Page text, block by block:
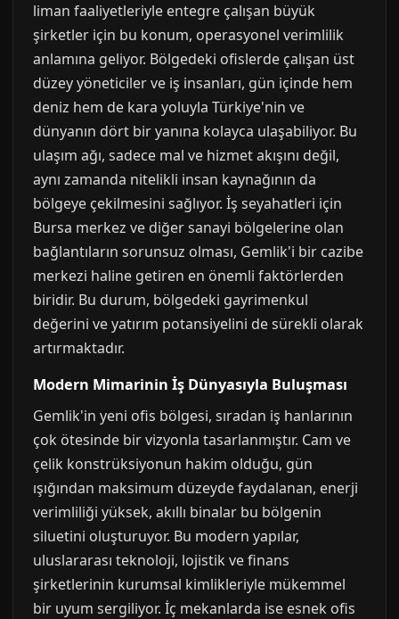
liman faaliyetleriyle entegre çalışan büyük
şirketler için bu konum, operasyonel verimlilik
anlamına geliyor. Bölgedeki ofislerde çalışan üst
düzey yöneticiler ve iş insanları, gün içinde hem
deniz hem de kara yoluyla Türkiye'nin ve
dünyanın dört bir yanına kolayca ulaşabiliyor. Bu
ulaşım ağı, sadece mal ve hizmet akışını değil,
aynı zamanda nitelikli insan kaynağının da
bölgeye çekilmesini sağlıyor. İş seyahatleri için
Bursa merkez ve diğer sanayi bölgelerine olan
bağlantıların sorunsuz olması, Gemlik'i bir cazibe
merkezi haline getiren en önemli faktörlerden
biridir. Bu durum, bölgedeki gayrimenkul
değerini ve yatırım potansiyelini de sürekli olarak
artırmaktadır.
Modern Mimarinin İş Dünyasıyla Buluşması
Gemlik'in yeni ofis bölgesi, sıradan iş hanlarının
çok ötesinde bir vizyonla tasarlanmıştır. Cam ve
çelik konstrüksiyonun hakim olduğu, gün
ışığından maksimum düzeyde faydalanan, enerji
verimliliği yüksek, akıllı binalar bu bölgenin
siluetini oluşturuyor. Bu modern yapılar,
uluslararası teknoloji, lojistik ve finans
şirketlerinin kurumsal kimlikleriyle mükemmel
bir uyum sergiliyor. İç mekanlarda ise esnek ofis